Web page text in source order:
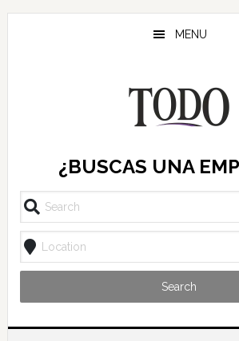
Saltar
Saltar
Saltar
MENU
¿BUSCAS UNA
Search